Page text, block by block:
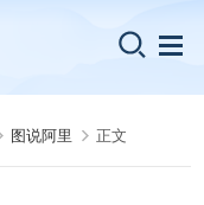
图说阿里 正文